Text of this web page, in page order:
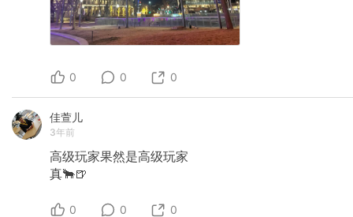
0 0 0
佳萱儿
3年前
高级玩家果然是高级玩家
真🐂🍺
0 0 0